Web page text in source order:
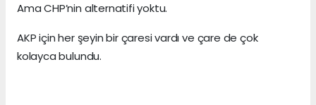
Ama CHP’nin alternatifi yoktu.
AKP için her şeyin bir çaresi vardı ve çare de çok
kolayca bulundu.